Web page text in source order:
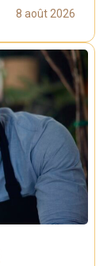
8 août 2026